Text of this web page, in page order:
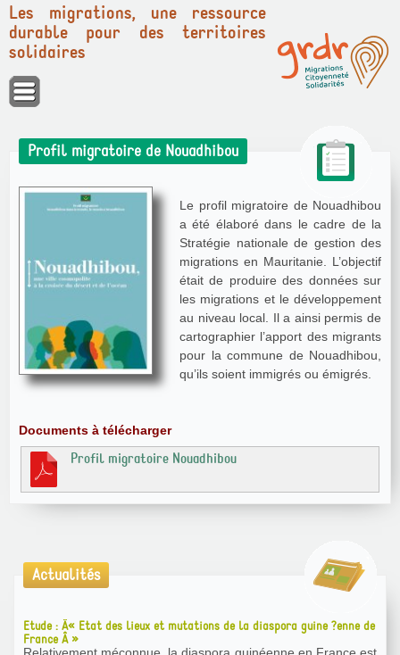
Panneau de gestion des cookies
Les migrations, une ressource
durable pour des territoires
solidaires
Profil migratoire de Nouadhibou
Le profil migratoire de Nouadhibou
a été élaboré dans le cadre de la
Stratégie nationale de gestion des
migrations en Mauritanie. L’objectif
était de produire des données sur
les migrations et le développement
au niveau local. Il a ainsi permis de
cartographier l’apport des migrants
pour la commune de Nouadhibou,
qu’ils soient immigrés ou émigrés.
Documents à télécharger
Profil migratoire Nouadhibou
Actualités
Etude : Â« Etat des lieux et mutations de la diaspora guine ?enne de
France Â »